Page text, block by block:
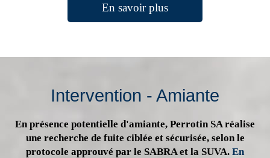
En savoir plus
Intervention - Amiante
En présence potentielle d'amiante, Perrotin SA réalise
une recherche de fuite ciblée et sécurisée, selon le
protocole approuvé par le SABRA et la SUVA. En